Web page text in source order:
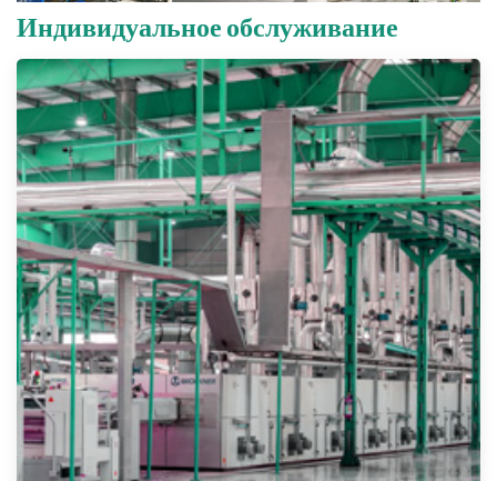
Индивидуальное обслуживание